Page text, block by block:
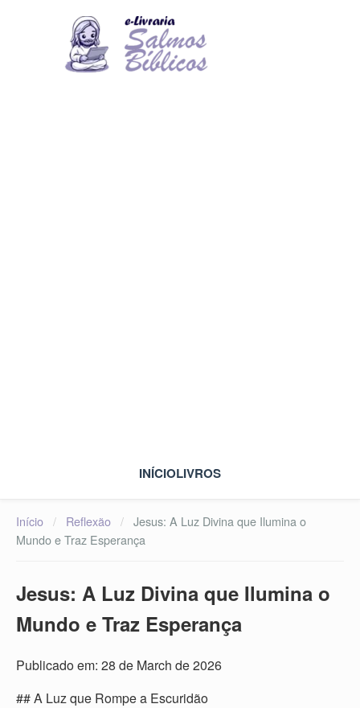
INÍCIOLIVROS
Início / Reflexão / Jesus: A Luz Divina que Ilumina o
Mundo e Traz Esperança
Jesus: A Luz Divina que Ilumina o
Mundo e Traz Esperança
Publicado em: 28 de March de 2026
## A Luz que Rompe a Escuridão